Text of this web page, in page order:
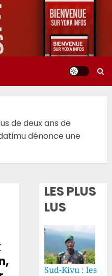
de deux ans de
dénonce une
LES PLUS
LUS
Sud-Kivu : les